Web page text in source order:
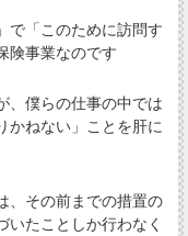
で「このために訪問す
険事業なのです
、僕らの仕事の中では
かねない」ことを肝に
、その前までの措置の
いたことしか行わなく